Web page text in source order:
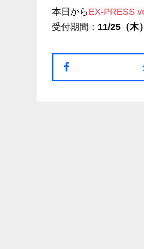
本日からEX-PRESS
受付期間： 11/25（木